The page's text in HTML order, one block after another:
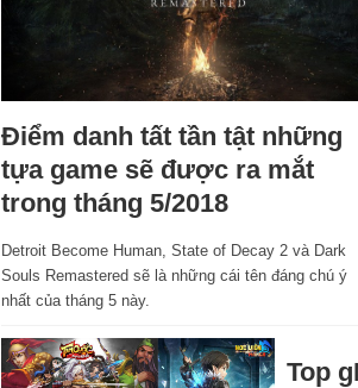
Điểm danh tất tần tật những
tựa game sẽ được ra mắt
trong tháng 5/2018
Detroit Become Human, State of Decay 2 và Dark
Souls Remastered sẽ là những cái tên đáng chú ý
nhất của tháng 5 này.
Top